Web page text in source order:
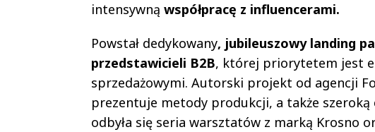
intensywną współpracę z influencerami.
Powstał dedykowany, jubileuszowy landing
przedstawicieli B2B, której priorytetem jest
sprzedażowymi. Autorski projekt od agencji
prezentuje metody produkcji, a także
odbyła się seria warsztatów z marką Krosno